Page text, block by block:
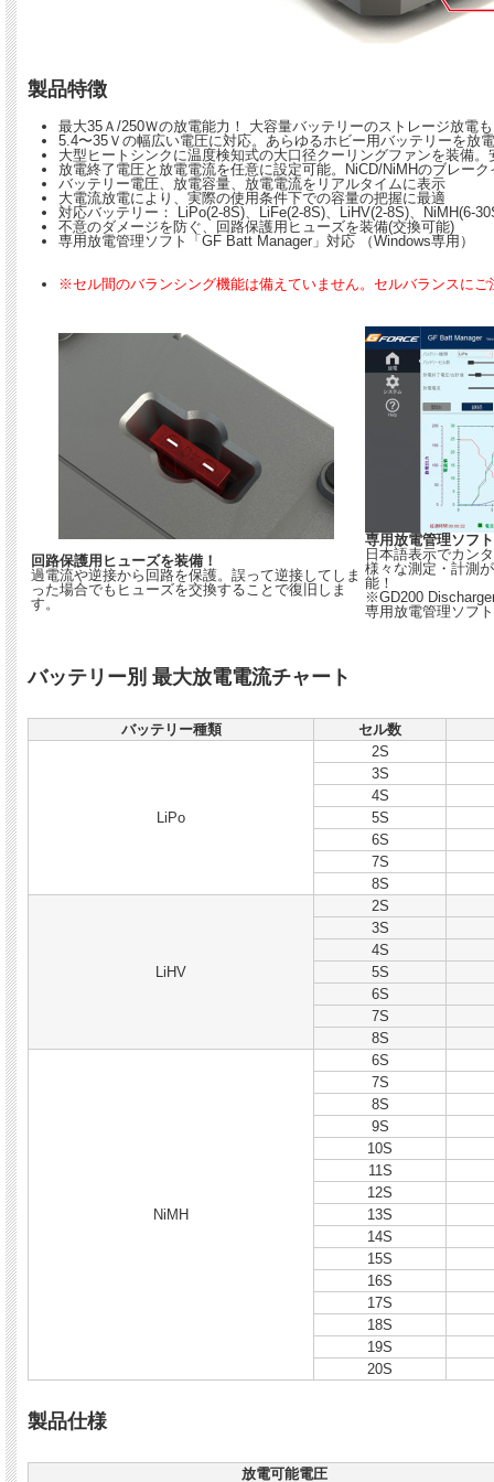
製品特徴
最大35Ａ/250Ｗの放電能力！ 大容量バッテリーのストレージ放電
5.4〜35Ｖの幅広い電圧に対応。あらゆるホビー用バッテリーを放
大型ヒートシンクに温度検知式の大口径クーリングファンを装備
放電終了電圧と放電電流を任意に設定可能。NiCD/NiMHのブレー
バッテリー電圧、放電容量、放電電流をリアルタイムに表示
大電流放電により、実際の使用条件下での容量の把握に最適
対応バッテリー： LiPo(2-8S)、LiFe(2-8S)、LiHV(2-8S)、NiMH(6-
不意のダメージを防ぐ、回路保護用ヒューズを装備(交換可能)
専用放電管理ソフト「GF Batt Manager」対応 （Windows専用）
※セル間のバランシング機能は備えていません。セルバランスにご
回路保護用ヒューズを装備！
過電流や逆接から回路を保護。誤って逆接してしま
った場合でもヒューズを交換することで復旧しま
す。
専用放電管理ソフ
日本語表示でカン
様々な測定・計測
能！
※GD200
専用放電管理ソフ
バッテリー別 最大放電電流チャート
バッテリー種類 セル数
LiPo
2S
3S
4S
5S
6S
7S
8S
LiHV
2S
3S
4S
5S
6S
7S
8S
NiMH
6S
7S
8S
9S
10S
11S
12S
13S
14S
15S
16S
17S
18S
19S
20S
製品仕様
放電可能電圧